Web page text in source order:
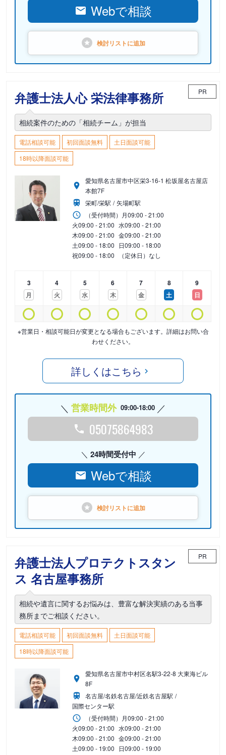
Webで相談
検討リストに追加
弁護士法人心 栄法律事務所 PR
相続案件のための「相続チーム」が担当
電話相談可能 初回面談無料
土日面談可能
18時以降面談可能
愛知県名古屋市中区栄3-16-1 松坂屋名古屋店
本館7F
栄町/栄駅
矢場町駅
（受付時間） 月09:00 - 21:00
火09:00 - 21:00 水09:00 - 21:00
木09:00 - 21:00 金09:00 - 21:00
土09:00 - 18:00 日09:00 - 18:00
祝09:00 - 18:00 （定休日）なし
3
月
4
火
5
水
6
木
7
金
8
土
9
日
※営業日・相談可能日が変更となる場合もございます。詳細はお問い合
わせください。
詳しくはこちら
営業時間外 09:00-18:00
05075864983
24時間受付中
Webで相談
検討リストに追加
弁護士法人プロテクトスタン
ス 名古屋事務所
PR
相続や遺言に関するお悩みは、豊富な解決実績のある当事
務所までご相談ください。
電話相談可能 初回面談無料
土日面談可能
18時以降面談可能
愛知県名古屋市中村区名駅3-22-8 大東海ビル
8F
名古屋/名鉄名古屋/近鉄名古屋駅
国際センター駅
（受付時間） 月09:00 - 21:00
火09:00 - 21:00 水09:00 - 21:00
木09:00 - 21:00 金09:00 - 21:00
土09:00 - 19:00 日09:00 - 19:00